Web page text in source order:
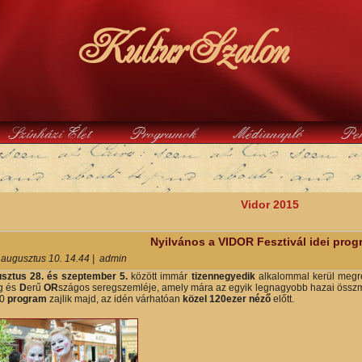
KulturSzalon
Színházi Élet Programok Médianapló
Vidor 2015
Nyilvános a VIDOR Fesztivál idei
10. 14.44
admin
28. és szeptember 5. között immár tizennegyedikalkalommal kerül
és Derű ORszágos seregszemléje, amely mára az egyik legnagyobb hazai
program zajlik majd, az idén várhatóan közel 120ezer néző előtt.